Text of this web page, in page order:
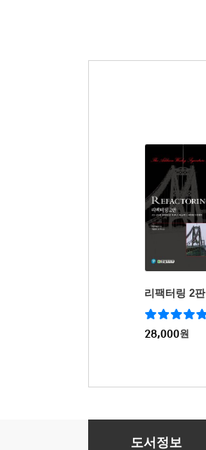
리팩터링 2판
28,000원
테크 커리어
도서정보